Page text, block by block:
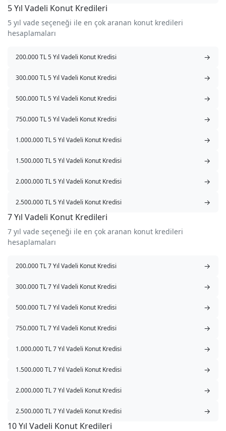
5 Yıl Vadeli Konut Kredileri
5 yıl vade seçeneği ile en çok aranan konut kredileri
hesaplamaları
200.000 TL 5 Yıl Vadeli Konut Kredisi →
300.000 TL 5 Yıl Vadeli Konut Kredisi →
500.000 TL 5 Yıl Vadeli Konut Kredisi →
750.000 TL 5 Yıl Vadeli Konut Kredisi →
1.000.000 TL 5 Yıl Vadeli Konut Kredisi →
1.500.000 TL 5 Yıl Vadeli Konut Kredisi →
2.000.000 TL 5 Yıl Vadeli Konut Kredisi →
2.500.000 TL 5 Yıl Vadeli Konut Kredisi →
7 Yıl Vadeli Konut Kredileri
7 yıl vade seçeneği ile en çok aranan konut kredileri
hesaplamaları
200.000 TL 7 Yıl Vadeli Konut Kredisi →
300.000 TL 7 Yıl Vadeli Konut Kredisi →
500.000 TL 7 Yıl Vadeli Konut Kredisi →
750.000 TL 7 Yıl Vadeli Konut Kredisi →
1.000.000 TL 7 Yıl Vadeli Konut Kredisi →
1.500.000 TL 7 Yıl Vadeli Konut Kredisi →
2.000.000 TL 7 Yıl Vadeli Konut Kredisi →
2.500.000 TL 7 Yıl Vadeli Konut Kredisi →
10 Yıl Vadeli Konut Kredileri